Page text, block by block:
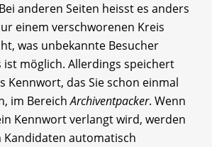
anderen Seiten heisst es anders
einem verschworenen Kreis
was unbekannte Besucher
ist möglich. Allerdings speichert
Kennwort, das Sie schon einmal
im BereichArchiventpacker. Wenn
Kennwort verlangt wird, werden
Kandidaten automatisch